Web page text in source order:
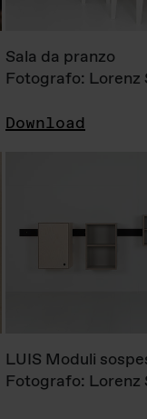
Sala da pranzo
Fotografo: Lorenz
Download
LUIS Moduli
Fotografo: Lorenz